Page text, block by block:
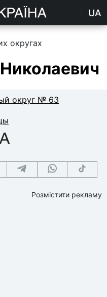
UA
округах
округ № 63
Розмістити рекламу